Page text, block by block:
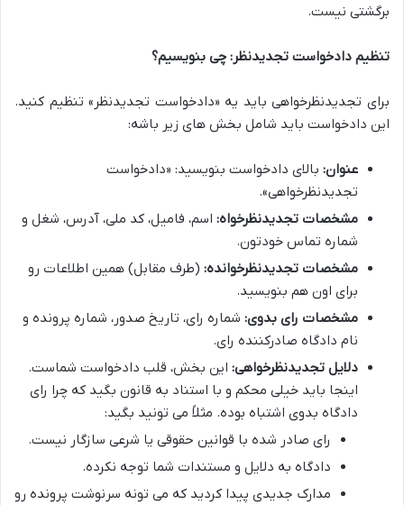
برگشتی نیست.
تنظیم دادخواست تجدیدنظر: چی بنویسیم؟
برای تجدیدنظرخواهی باید یه «دادخواست تجدیدنظر» تنظیم کنید.
این دادخواست باید شامل بخش های زیر باشه:
عنوان: بالای دادخواست بنویسید: «دادخواست
تجدیدنظرخواهی».
مشخصات تجدیدنظرخواه: اسم، فامیل، کد ملی، آدرس، شغل و
شماره تماس خودتون.
مشخصات تجدیدنظرخوانده: (طرف مقابل) همین اطلاعات رو
برای اون هم بنویسید.
مشخصات رای بدوی: شماره رای، تاریخ صدور، شماره پرونده و
نام دادگاه صادرکننده رای.
دلایل تجدیدنظرخواهی: این بخش، قلب دادخواست شماست.
اینجا باید خیلی محکم و با استناد به قانون بگید که چرا رای
دادگاه بدوی اشتباه بوده. مثلاً می تونید بگید:
رای صادر شده با قوانین حقوقی یا شرعی سازگار نیست.
دادگاه به دلایل و مستندات شما توجه نکرده.
مدارک جدیدی پیدا کردید که می تونه سرنوشت پرونده رو